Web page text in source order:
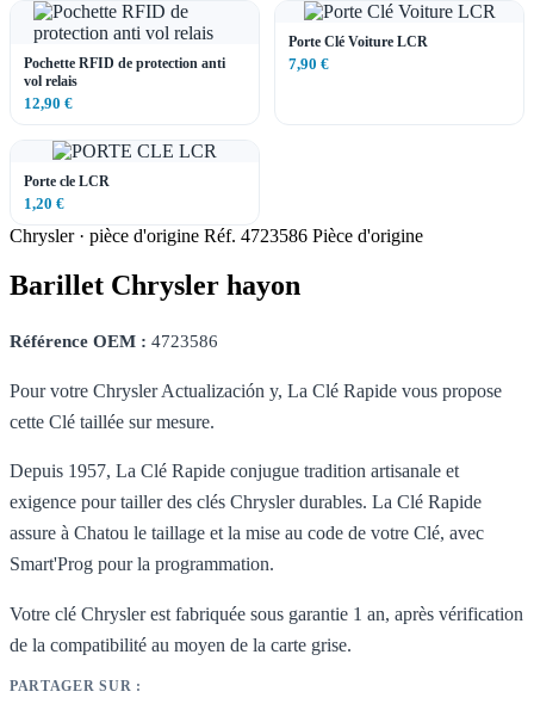
Pochette RFID de protection anti
vol relais
12,90 €
Porte Clé Voiture LCR
7,90 €
Porte cle LCR
1,20 €
Chrysler · pièce d'origine Réf. 4723586 Pièce d'origine
Barillet Chrysler hayon
Référence OEM : 4723586
Pour votre Chrysler Actualización y, La Clé Rapide vous propose
cette Clé taillée sur mesure.
Depuis 1957, La Clé Rapide conjugue tradition artisanale et
exigence pour tailler des clés Chrysler durables. La Clé Rapide
assure à Chatou le taillage et la mise au code de votre Clé, avec
Smart'Prog pour la programmation.
Votre clé Chrysler est fabriquée sous garantie 1 an, après vérification
de la compatibilité au moyen de la carte grise.
PARTAGER SUR :